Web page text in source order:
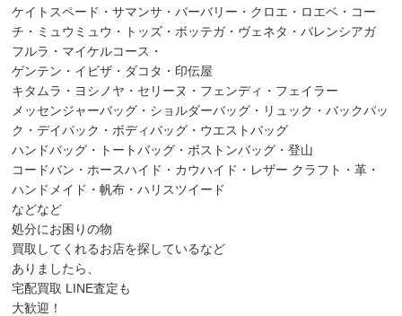
ケイトスペード・サマンサ・バーバリー・クロエ・ロエベ・コー
チ・ミュウミュウ・トッズ・ボッテガ・ヴェネタ・バレンシアガ
フルラ・マイケルコース・
ゲンテン・イビザ・ダコタ・印伝屋
キタムラ・ヨシノヤ・セリーヌ・フェンディ・フェイラー
メッセンジャーバッグ・ショルダーバッグ・リュック・バックパッ
ク・デイパック・ボディバッグ・ウエストバッグ
ハンドバッグ・トートバッグ・ボストンバッグ・登山
コードバン・ホースハイド・カウハイド・レザー クラフト・革・
ハンドメイド・帆布・ハリスツイード
などなど
処分にお困りの物
買取してくれるお店を探しているなど
ありましたら、
宅配買取 LINE査定も
大歓迎！